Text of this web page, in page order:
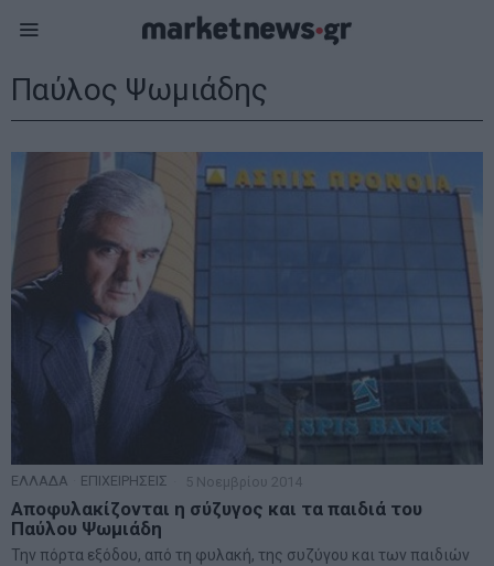
Παύλος Ψωμιάδης
ΕΛΛΑΔΑ ΕΠΙΧΕΙΡΗΣΕΙΣ 5 Νοεμβρίου 2014
Αποφυλακίζονται η σύζυγος και τα παιδιά του
Παύλου Ψωμιάδη
Την πόρτα εξόδου, από τη φυλακή, της συζύγου και των παιδιών